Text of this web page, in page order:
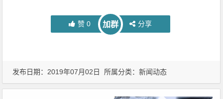
赞 0 加群 分享
发布日期：2019年07月02日 所属分类：新闻动态